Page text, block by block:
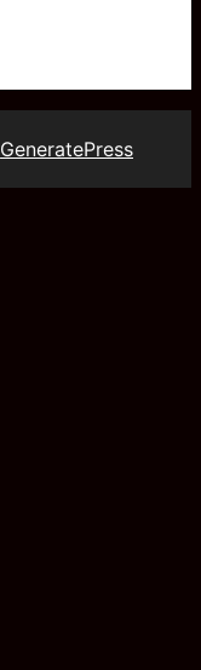
GeneratePress